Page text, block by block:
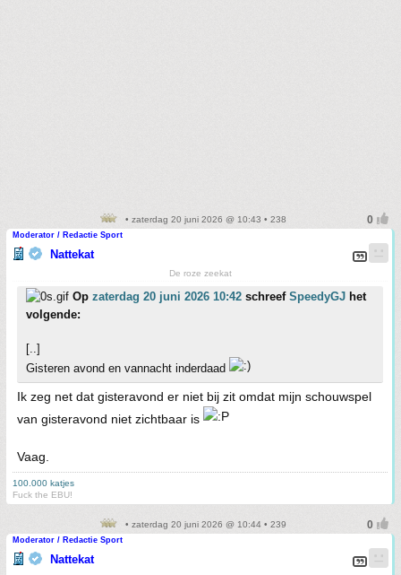
• zaterdag 20 juni 2026 @ 10:43 • 238
Moderator / Redactie Sport
Nattekat
De roze zeekat
Op zaterdag 20 juni 2026 10:42 schreef SpeedyGJ het
volgende:
[..]
Gisteren avond en vannacht inderdaad
Ik zeg net dat gisteravond er niet bij zit omdat mijn schouwspel
van gisteravond niet zichtbaar is
Vaag.
100.000 katjes
Fuck the EBU!
• zaterdag 20 juni 2026 @ 10:44 • 239
Moderator / Redactie Sport
Nattekat